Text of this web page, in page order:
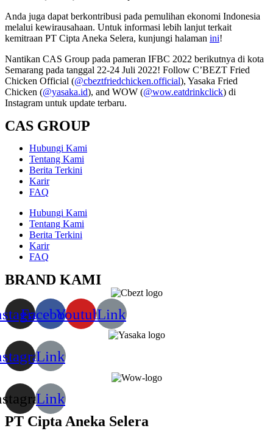
Anda juga dapat berkontribusi pada pemulihan ekonomi Indonesia
melalui kewirausahaan. Untuk informasi lebih lanjut terkait
kemitraan PT Cipta Aneka Selera, kunjungi halaman ini!
Nantikan CAS Group pada pameran IFBC 2022 berikutnya di kota
Semarang pada tanggal 22-24 Juli 2022! Follow C’BEZT Fried
Chicken Official (@cbeztfriedchicken.official), Yasaka Fried
Chicken (@yasaka.id), and WOW (@wow.eatdrinkclick) di
Instagram untuk update terbaru.
CAS GROUP
Hubungi Kami
Tentang Kami
Berita Terkini
Karir
FAQ
Hubungi Kami
Tentang Kami
Berita Terkini
Karir
FAQ
BRAND KAMI
FacebookYoutubeLink
Link
Link
PT Cipta Aneka Selera